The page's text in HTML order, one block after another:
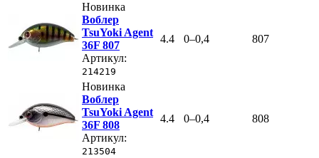
Новинка
Воблер
TsuYoki Agent
36F 807
Артикул:
214219
4.4 0–0,4 807
Новинка
Воблер
TsuYoki Agent
36F 808
Артикул:
213504
4.4 0–0,4 808